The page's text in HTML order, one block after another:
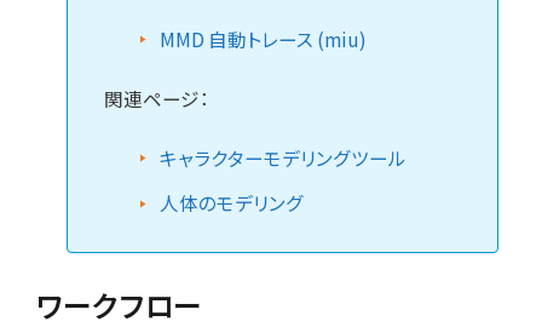
MMD 自動トレース (miu)
関連ページ：
キャラクターモデリングツール
人体のモデリング
ワークフロー